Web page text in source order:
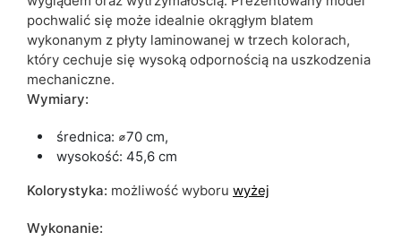
pochwalić się może idealnie okrągłym blatem
wykonanym z płyty laminowanej w trzech kolorach,
który cechuje się wysoką odpornością na uszkodzenia
mechaniczne.
Wymiary:
średnica: ⌀70 cm,
wysokość: 45,6 cm
Kolorystyka: możliwość wyboru wyżej
Wykonanie: